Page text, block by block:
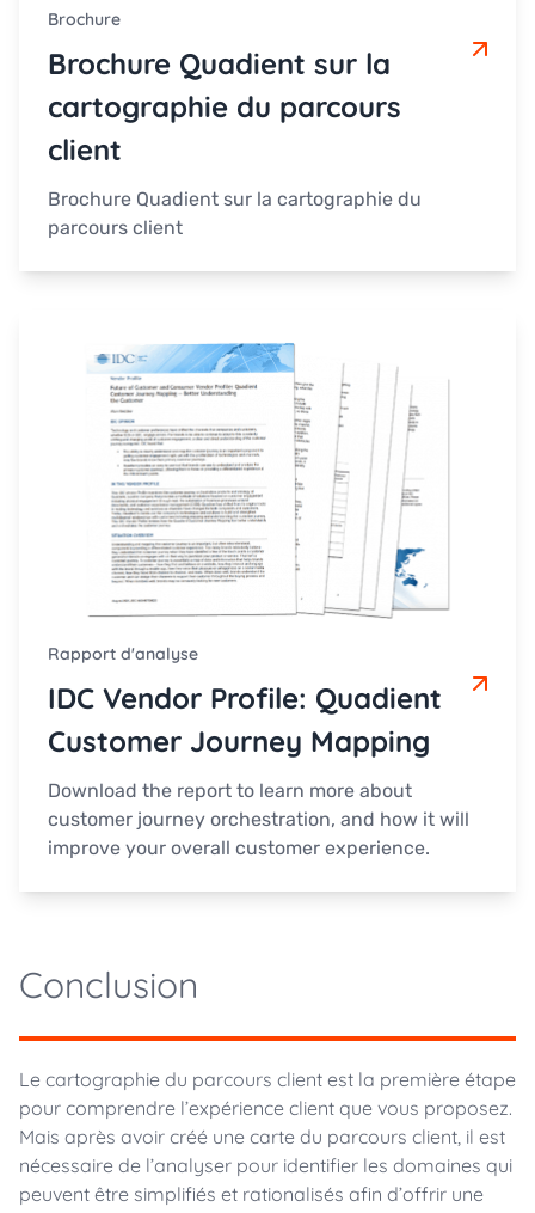
Brochure
Brochure Quadient sur la
cartographie du parcours
client
Brochure Quadient sur la cartographie du
parcours client
Rapport d'analyse
IDC Vendor Profile: Quadient
Customer Journey Mapping
Download the report to learn more about
customer journey orchestration, and how it will
improve your overall customer experience.
Conclusion
Le cartographie du parcours client est la première étape
pour comprendre l’expérience client que vous proposez.
Mais après avoir créé une carte du parcours client, il est
nécessaire de l’analyser pour identifier les domaines qui
peuvent être simplifiés et rationalisés afin d’offrir une